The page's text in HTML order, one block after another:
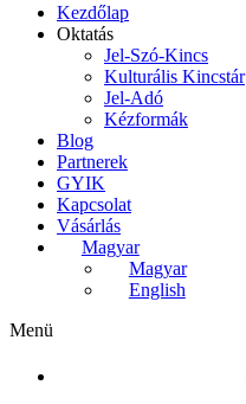
Kezdőlap
Oktatás
Jel-Szó-Kincs
Kulturális Kincstár
Jel-Adó
Kézformák
Blog
Partnerek
GYIK
Kapcsolat
Vásárlás
Magyar
Magyar
English
Menü